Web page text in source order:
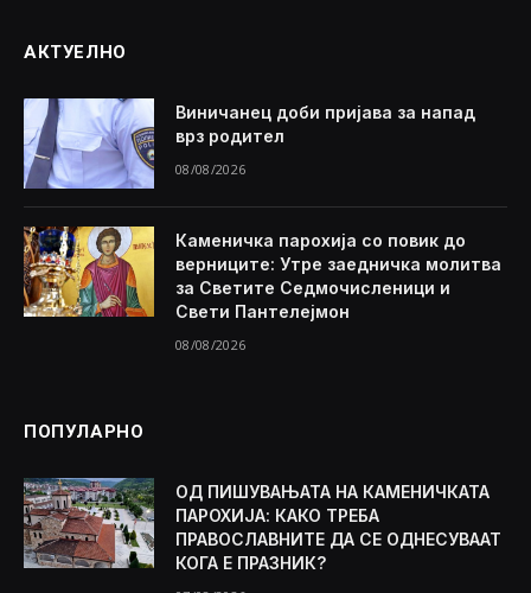
АКТУЕЛНО
Виничанец доби пријава за напад
врз родител
08/08/2026
Каменичка парохија со повик до
верниците: Утре заедничка молитва
за Светите Седмочисленици и
Свети Пантелејмон
08/08/2026
ПОПУЛАРНО
ОД ПИШУВАЊАТА НА КАМЕНИЧКАТА
ПАРОХИЈА: КАКО ТРЕБА
ПРАВОСЛАВНИТЕ ДА СЕ ОДНЕСУВААТ
КОГА Е ПРАЗНИК?